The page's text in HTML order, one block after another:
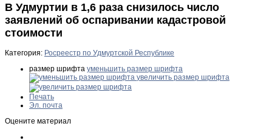
В Удмуртии в 1,6 раза снизилось число
заявлений об оспаривании кадастровой
стоимости
Категория: Росреестр по Удмуртской Республике
размер шрифта уменьшить размер шрифта
увеличить размер шрифта
Печать
Эл. почта
Оцените материал